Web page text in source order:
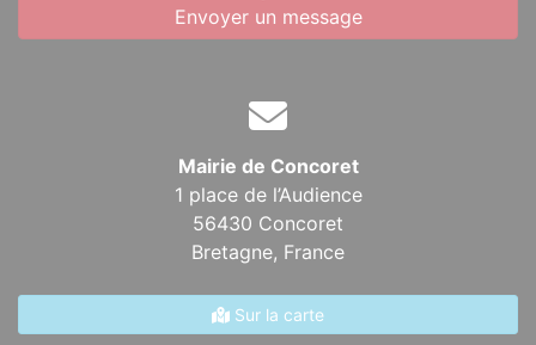
Envoyer un message
Mairie de Concoret
1 place de l’Audience
56430 Concoret
Bretagne, France
Sur la carte